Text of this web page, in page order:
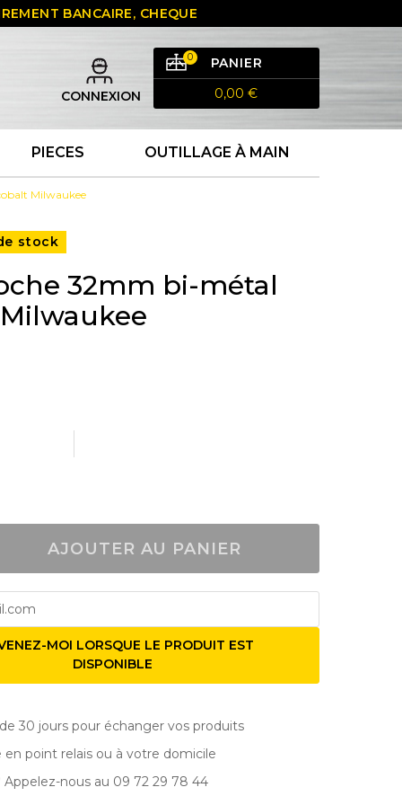
BANCAIRE, CHEQUE
CONNEXION
PANIER
0
0,00 €
PIECES OUTILLAGE À MAIN
Milwaukee
stock
32mm bi-métal
AJOUTER AU PANIER
MOI LORSQUE LE PRODUIT EST
DISPONIBLE
30 jours pour échanger vos produits
en point relais ou à votre domicile
Appelez-nous au 09 72 29 78 44